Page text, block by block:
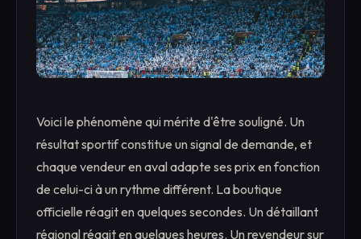
Voici le phénomène qui mérite d'être souligné. Un
résultat sportif constitue un signal de demande, et
chaque vendeur en aval adapte ses prix en fonction
de celui-ci à un rythme différent. La boutique
officielle réagit en quelques secondes. Un détaillant
régional réagit en quelques heures. Un revendeur sur